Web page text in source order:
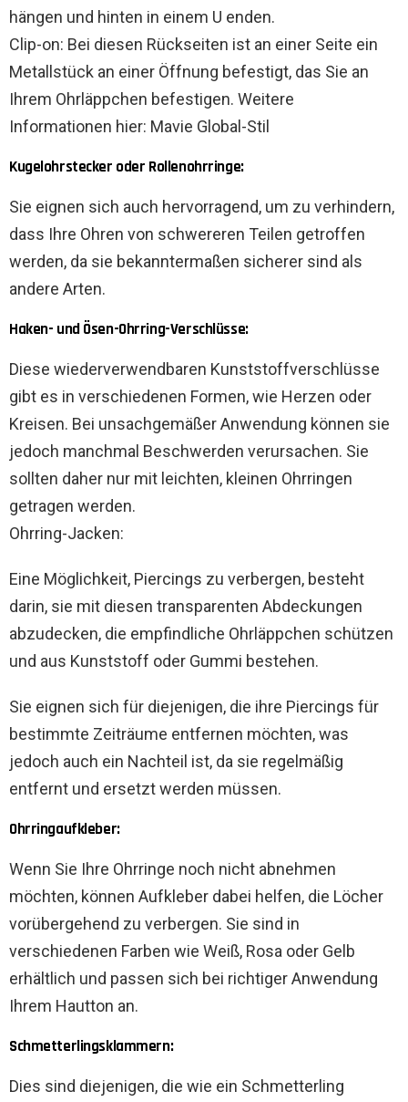
hängen und hinten in einem U enden.
Clip-on: Bei diesen Rückseiten ist an einer Seite ein
Metallstück an einer Öffnung befestigt, das Sie an
Ihrem Ohrläppchen befestigen. Weitere
Informationen hier: Mavie Global-Stil
Kugelohrstecker oder Rollenohrringe:
Sie eignen sich auch hervorragend, um zu verhindern,
dass Ihre Ohren von schwereren Teilen getroffen
werden, da sie bekanntermaßen sicherer sind als
andere Arten.
Haken- und Ösen-Ohrring-Verschlüsse:
Diese wiederverwendbaren Kunststoffverschlüsse
gibt es in verschiedenen Formen, wie Herzen oder
Kreisen. Bei unsachgemäßer Anwendung können sie
jedoch manchmal Beschwerden verursachen. Sie
sollten daher nur mit leichten, kleinen Ohrringen
getragen werden.
Ohrring-Jacken:
Eine Möglichkeit, Piercings zu verbergen, besteht
darin, sie mit diesen transparenten Abdeckungen
abzudecken, die empfindliche Ohrläppchen schützen
und aus Kunststoff oder Gummi bestehen.
Sie eignen sich für diejenigen, die ihre Piercings für
bestimmte Zeiträume entfernen möchten, was
jedoch auch ein Nachteil ist, da sie regelmäßig
entfernt und ersetzt werden müssen.
Ohrringaufkleber:
Wenn Sie Ihre Ohrringe noch nicht abnehmen
möchten, können Aufkleber dabei helfen, die Löcher
vorübergehend zu verbergen. Sie sind in
verschiedenen Farben wie Weiß, Rosa oder Gelb
erhältlich und passen sich bei richtiger Anwendung
Ihrem Hautton an.
Schmetterlingsklammern:
Dies sind diejenigen, die wie ein Schmetterling